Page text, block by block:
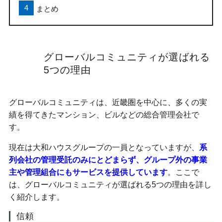
まとめ
グローバルコミュニティが選ばれる
5つの理由
グローバルコミュニティは、近畿圏を中心に、多くの実
績を得てきたマンション、ビルなどの総合管理会社で
す。
現在は大和ハウスグループの一員となっていますが、 系
列会社の管理受託のみにとどまらず、グループ外の事業
主や管理組合にもサービスを提供しています。ここで
は、グローバルコミュニティが選ばれる5つの理由を詳し
く紹介します。
信頼